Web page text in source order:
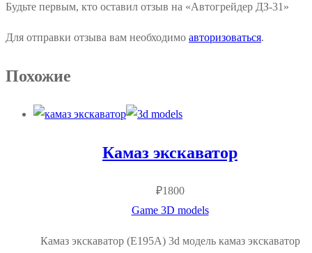
Будьте первым, кто оставил отзыв на «Автогрейдер ДЗ-31»
Для отправки отзыва вам необходимо авторизоваться.
Похожие
Камаз экскаватор
₽1800
Game 3D models
Камаз экскаватор (E195А) 3d модель камаз экскаватор